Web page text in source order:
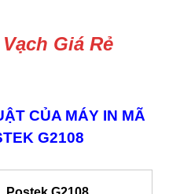
Giá Rẻ
CỦA MÁY IN MÃ
G2108